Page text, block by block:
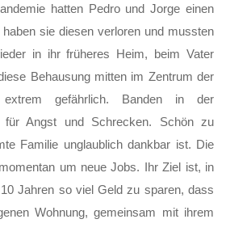
hatten Pedro und Jorge einen
sie diesen verloren und mussten
in ihr früheres Heim, beim Vater
Behausung mitten im Zentrum der
gefährlich. Banden in der
für Angst und Schrecken. Schön zu
Familie unglaublich dankbar ist. Die
um neue Jobs. Ihr Ziel ist, in
Jahren so viel Geld zu sparen, dass
Wohnung, gemeinsam mit ihrem